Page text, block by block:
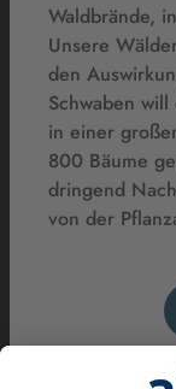
Waldbrände,
Unsere
den
Schwaben
in einer
800 Bäume
dringend
von der